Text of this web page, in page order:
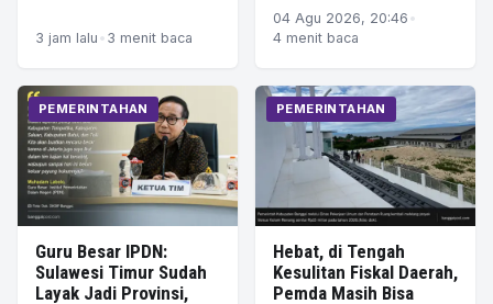
3 jam lalu • 3 menit baca
04 Agu 2026, 20:46 •
4 menit baca
PEMERINTAHAN
Guru Besar IPDN:
Sulawesi Timur Sudah
Layak Jadi Provinsi,
PEMERINTAHAN
Hebat, di Tengah
Kesulitan Fiskal Daerah,
Pemda Masih Bisa